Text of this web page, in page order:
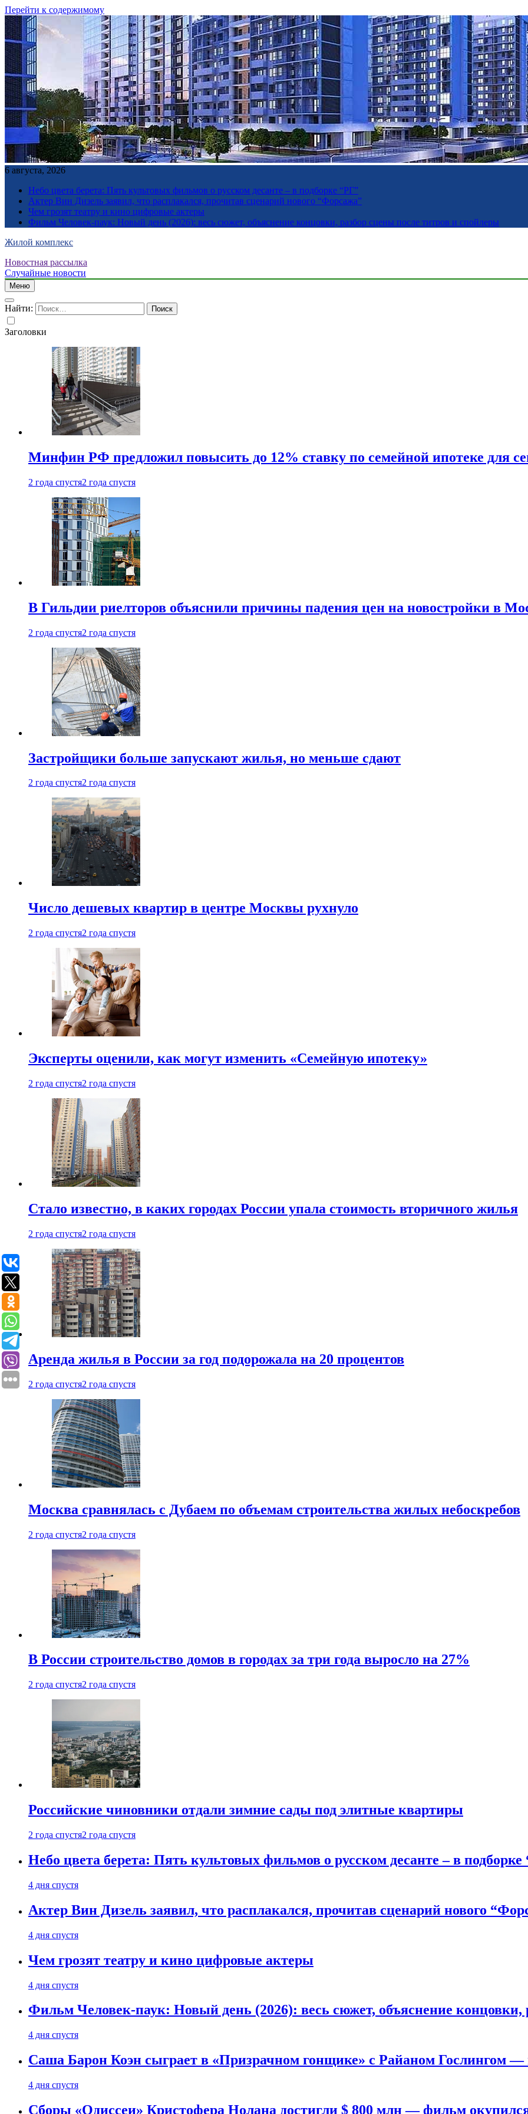
Перейти к содержимому
6 августа, 2026
Небо цвета берета: Пять культовых фильмов о русском десанте – в подборке “РГ”
Актер Вин Дизель заявил, что расплакался, прочитав сценарий нового “Форсажа”
Чем грозят театру и кино цифровые актеры
Фильм Человек-паук: Новый день (2026): весь сюжет, объяснение концовки, разбор сцены после титров и спойлеры
Жилой комплекс
Новостная рассылка
Случайные новости
Меню
Найти:
Заголовки
Минфин РФ предложил повысить до 12% ставку по семейной ипотеке для
2 года спустя2 года спустя
В Гильдии риелторов объяснили причины падения цен на новостройки в
2 года спустя2 года спустя
Застройщики больше запускают жилья, но меньше сдают
2 года спустя2 года спустя
Число дешевых квартир в центре Москвы рухнуло
2 года спустя2 года спустя
Эксперты оценили, как могут изменить «Семейную ипотеку»
2 года спустя2 года спустя
Стало известно, в каких городах России упала стоимость вторичного жилья
2 года спустя2 года спустя
Аренда жилья в России за год подорожала на 20 процентов
2 года спустя2 года спустя
Москва сравнялась с Дубаем по объемам строительства жилых небоскребов
2 года спустя2 года спустя
В России строительство домов в городах за три года выросло на 27%
2 года спустя2 года спустя
Российские чиновники отдали зимние сады под элитные квартиры
2 года спустя2 года спустя
Небо цвета берета: Пять культовых фильмов о русском десанте – в подборке
4 дня спустя
Актер Вин Дизель заявил, что расплакался, прочитав сценарий нового
4 дня спустя
Чем грозят театру и кино цифровые актеры
4 дня спустя
Фильм Человек-паук: Новый день (2026): весь сюжет, объяснение концовки,
4 дня спустя
Саша Барон Коэн сыграет в «Призрачном гонщике» с Райаном Гослингом —
4 дня спустя
Сборы «Одиссеи» Кристофера Нолана достигли $ 800 млн — фильм